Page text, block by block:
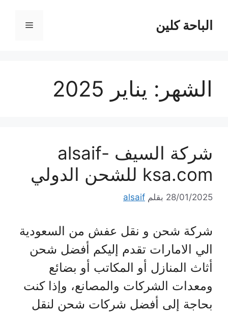
المحتوىالباحة كلين القائمة
الشهر: يناير 2025
شركة السيف alsaif-
ksa.com للشحن الدولي
28/01/2025 بقلم alsaif
شركة شحن و نقل عفش من السعودية
الي الامارات تقدم إليكم أفضل شحن
أثاث المنازل أو المكاتب أو بضائع
ومعدات الشركات والمصانع، وإذا كنت
بحاجة إلى أفضل شركات شحن لنقل